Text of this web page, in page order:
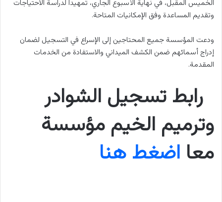
الخميس المقبل، في نهاية الأسبوع الجاري، تمهيداً لدراسة الاحتياجات
وتقديم المساعدة وفق الإمكانيات المتاحة.
ودعت المؤسسة جميع المحتاجين إلى الإسراع في التسجيل لضمان
إدراج أسمائهم ضمن الكشف الميداني والاستفادة من الخدمات
المقدمة.
رابط تسجيل الشوادر
وترميم الخيم مؤسسة
معا اضغط هنا